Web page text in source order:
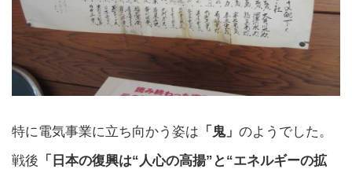
特に電気事業に立ち向かう姿は 「鬼」 のようでした。
戦後 「日本の復興は“人心の高揚”と“エネルギーの拡